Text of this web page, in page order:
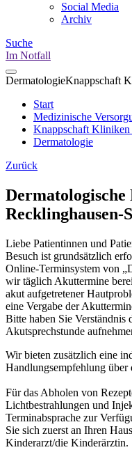
Social Media
Archiv
Suche
Im Notfall
DermatologieKnappschaft
Start
Medizinische
Knappschaft
Dermatologie
Zurück
Recklinghausen-
​Liebe Patientinnen und
Besuch ist grundsätzlich
Online-Terminsystem von
wir täglich Akuttermine
akut aufgetretener
eine Vergabe der
Bitte haben Sie Verständnis
Akutsprechstunde
Wir bieten zusätzlich eine
Handlungsempfehlung über
Für das Abholen von
Lichtbestrahlungen und
Terminabsprache zur
Sie sich zuerst an Ihren
Kinderarzt/die Kinderärztin.